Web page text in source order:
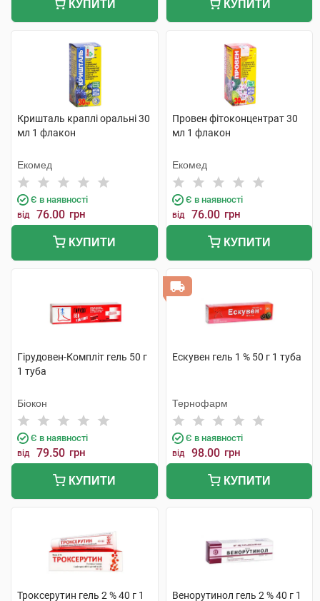
КУПИТИ КУПИТИ
Кришталь краплі оральні 30
мл 1 флакон
Екомед
Є в наявності
від 76.00 грн
КУПИТИ
Провен фітоконцентрат 30
мл 1 флакон
Екомед
Є в наявності
від 76.00 грн
КУПИТИ
Гірудовен-Компліт гель 50 г
1 туба
Біокон
Є в наявності
від 79.50 грн
КУПИТИ
Ескувен гель 1 % 50 г 1 туба
Тернофарм
Є в наявності
від 98.00 грн
КУПИТИ
Троксерутин гель 2 % 40 г 1 Венорутинол гель 2 % 40 г 1